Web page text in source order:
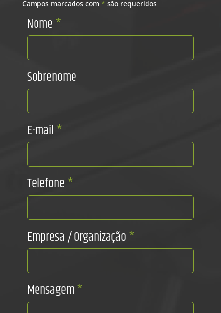
Campos marcados com * são requeridos
Nome*
Sobrenome
E-mail*
Telefone*
Empresa / Organização*
Mensagem*